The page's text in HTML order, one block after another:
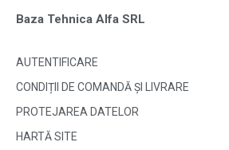
Baza Tehnica Alfa SRL
AUTENTIFICARE
CONDIȚII DE COMANDĂ ȘI LIVRARE
PROTEJAREA DATELOR
HARTĂ SITE